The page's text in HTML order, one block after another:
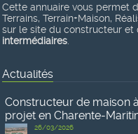
Cette annuaire vous permet
Terrains, Terrain+Maison,
sur le site du constructeur
intermédiaires
Actualités
Constructeur de maison
projet en Charente-
26/03/2026